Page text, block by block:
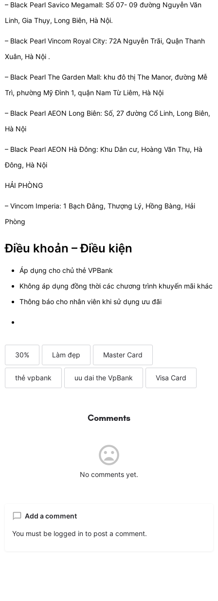
– Black Pearl Savico Megamall: Số 07- 09 đường Nguyễn Văn
Linh, Gia Thụy, Long Biên, Hà Nội.
– Black Pearl Vincom Royal City: 72A Nguyễn Trãi, Quận Thanh
Xuân, Hà Nội .
– Black Pearl The Garden Mall: khu đô thị The Manor, đường Mễ
Trì, phường Mỹ Đình 1, quận Nam Từ Liêm, Hà Nội
– Black Pearl AEON Long Biên: Số, 27 đường Cổ Linh, Long Biên,
Hà Nội
– Black Pearl AEON Hà Đông: Khu Dân cư, Hoàng Văn Thụ, Hà
Đông, Hà Nội
HẢI PHÒNG
– Vincom Imperia: 1 Bạch Đằng, Thượng Lý, Hồng Bàng, Hải
Phòng
Điều khoản – Điều kiện
Áp dụng cho chủ thẻ VPBank
Không áp dụng đồng thời các chương trình khuyến mãi khác
Thông báo cho nhân viên khi sử dụng ưu đãi
30% Làm đẹp Master Card
thẻ vpbank uu dai the VpBank Visa Card
Comments
No comments yet.
Add a comment
You must be logged in to post a comment.